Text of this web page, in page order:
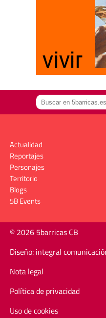
Actualidad
Reportajes
Personajes
Territorio
Blogs
5B Events
© 2026 5barricas CB
Diseño: integral
Nota legal
Política de privacidad
Uso de cookies